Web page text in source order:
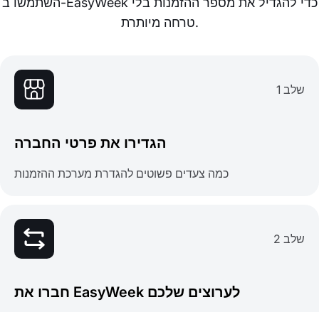
טרחה מיותרת.
שלב 1
הגדירו את פרטי החברה
כמה צעדים פשוטים להגדרת מערכת ההזמנות
שלב 2
חברו את EasyWeek לערוצים שלכם